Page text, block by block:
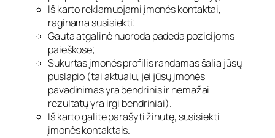
Iš karto reklamuojami įmonės kontaktai,
raginama susisiekti;
Gauta atgalinė nuoroda padeda pozicijoms
paieškose;
Sukurtas įmonės profilis randamas šalia jūsų
puslapio (tai aktualu, jei jūsų įmonės
pavadinimas yra bendrinis ir nemažai
rezultatų yra irgi bendriniai).
Iš karto galite parašyti žinutę, susisiekti
įmonės kontaktais.